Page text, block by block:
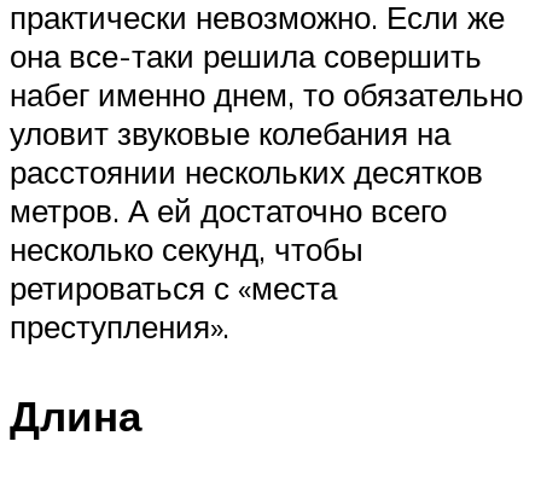
практически невозможно. Если же
она все-таки решила совершить
набег именно днем, то обязательно
уловит звуковые колебания на
расстоянии нескольких десятков
метров. А ей достаточно всего
несколько секунд, чтобы
ретироваться с «места
преступления».
Длина